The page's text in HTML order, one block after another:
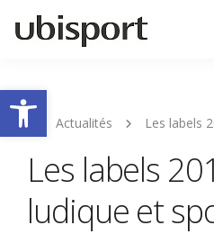
Ouvrir la barre
Actualités Les labels
Les labels
ludique et